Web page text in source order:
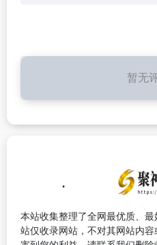
暂无
本站收集整理了全网最优质、
站仅收录网站，不对其网站内